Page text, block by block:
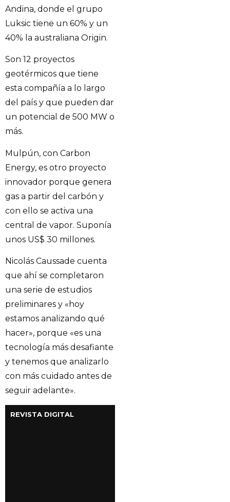
Andina, donde el grupo
Luksic tiene un 60% y un
40% la australiana Origin.
Son 12 proyectos
geotérmicos que tiene
esta compañía a lo largo
del país y que pueden dar
un potencial de 500 MW o
más.
Mulpún, con Carbon
Energy, es otro proyecto
innovador porque genera
gas a partir del carbón y
con ello se activa una
central de vapor. Suponía
unos US$ 30 millones.
Nicolás Caussade cuenta
que ahí se completaron
una serie de estudios
preliminares y «hoy
estamos analizando qué
hacer», porque «es una
tecnología más desafiante
y tenemos que analizarlo
con más cuidado antes de
seguir adelante».
REVISTA DIGITAL